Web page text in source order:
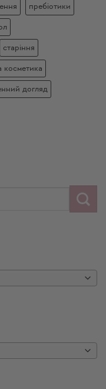
пребіотики
старіння
косметика
догляд